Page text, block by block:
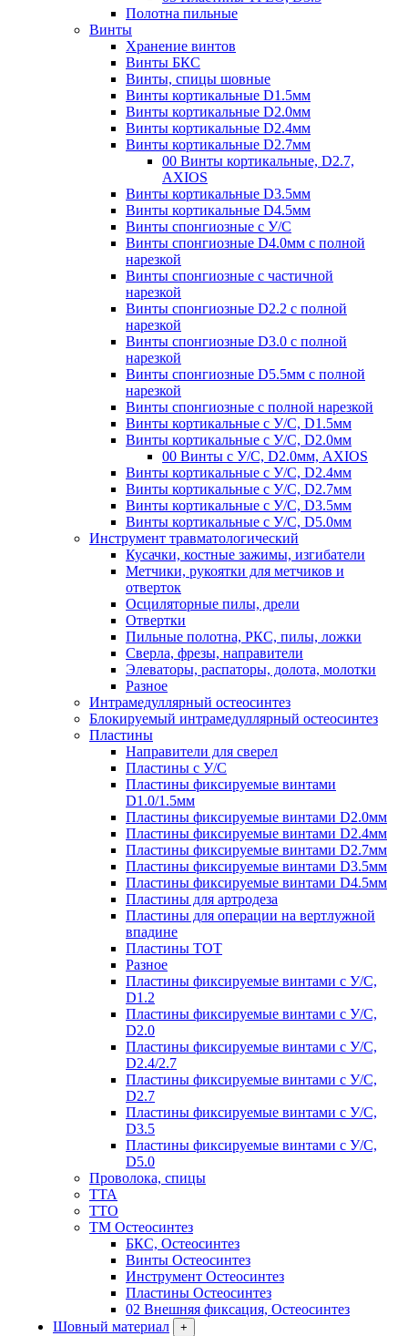
Полотна пильные
Винты
Хранение винтов
Винты БКС
Винты, спицы шовные
Винты кортикальные D1.5мм
Винты кортикальные D2.0мм
Винты кортикальные D2.4мм
Винты кортикальные D2.7мм
00 Винты кортикальные, D2.7,
AXIOS
Винты кортикальные D3.5мм
Винты кортикальные D4.5мм
Винты спонгиозные с У/С
Винты спонгиозные D4.0мм с полной
нарезкой
Винты спонгиозные с частичной
нарезкой
Винты спонгиозные D2.2 с полной
нарезкой
Винты спонгиозные D3.0 с полной
нарезкой
Винты спонгиозные D5.5мм с полной
нарезкой
Винты спонгиозные с полной нарезкой
Винты кортикальные с У/С, D1.5мм
Винты кортикальные с У/С, D2.0мм
00 Винты с У/С, D2.0мм, AXIOS
Винты кортикальные с У/С, D2.4мм
Винты кортикальные с У/С, D2.7мм
Винты кортикальные с У/С, D3.5мм
Винты кортикальные с У/С, D5.0мм
Инструмент травматологический
Кусачки, костные зажимы, изгибатели
Метчики, рукоятки для метчиков и
отверток
Осциляторные пилы, дрели
Отвертки
Пильные полотна, РКС, пилы, ложки
Сверла, фрезы, направители
Элеваторы, распаторы, долота, молотки
Разное
Интрамедуллярный остеосинтез
Блокируемый интрамедуллярный остеосинтез
Пластины
Направители для сверел
Пластины с У/С
Пластины фиксируемые винтами
D1.0/1.5мм
Пластины фиксируемые винтами D2.0мм
Пластины фиксируемые винтами D2.4мм
Пластины фиксируемые винтами D2.7мм
Пластины фиксируемые винтами D3.5мм
Пластины фиксируемые винтами D4.5мм
Пластины для артродеза
Пластины для операции на вертлужной
впадине
Пластины TOT
Разное
Пластины фиксируемые винтами с У/С,
D1.2
Пластины фиксируемые винтами с У/С,
D2.0
Пластины фиксируемые винтами с У/С,
D2.4/2.7
Пластины фиксируемые винтами с У/С,
D2.7
Пластины фиксируемые винтами с У/С,
D3.5
Пластины фиксируемые винтами с У/С,
D5.0
Проволока, спицы
TTA
TTO
ТМ Остеосинтез
БКС, Остеосинтез
Винты Остеосинтез
Инструмент Остеосинтез
Пластины Остеосинтез
02 Внешняя фиксация, Остеосинтез
Шовный материал
+